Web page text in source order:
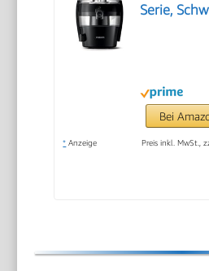
Serie,
Bei
* Anzeige Preis inkl. MwSt.,